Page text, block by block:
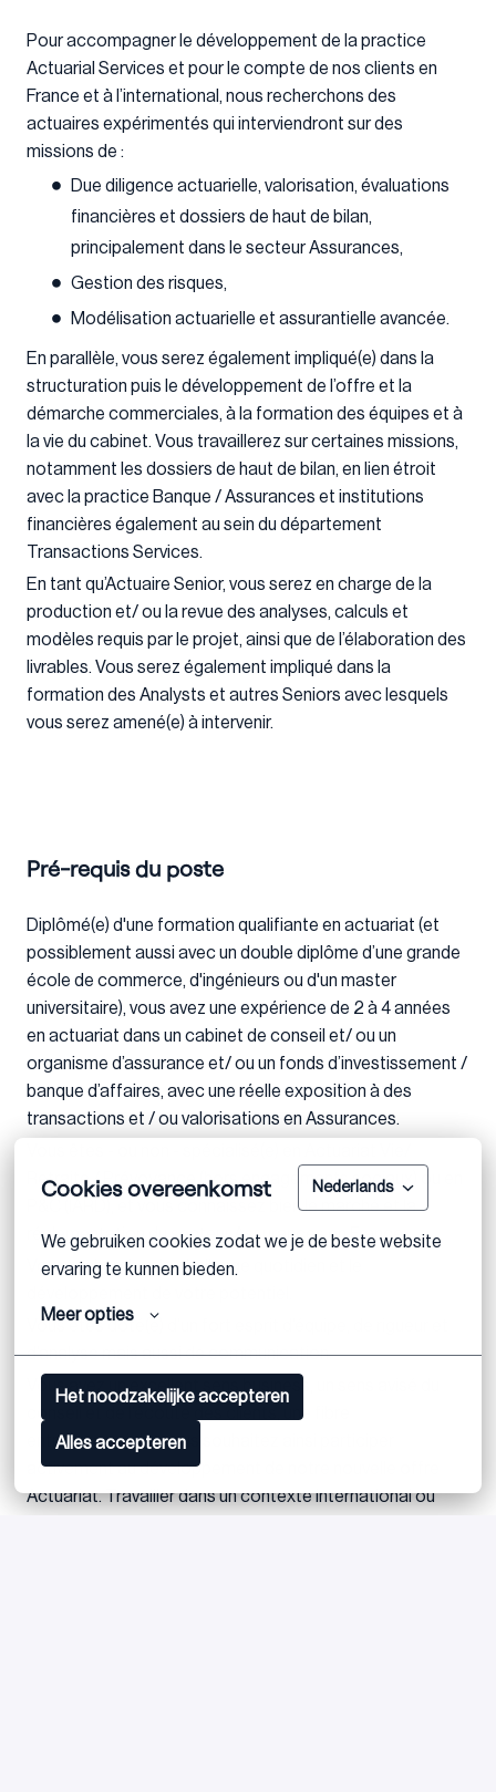
Cookies overeenkomst Nederlands
We gebruiken cookies zodat we je de beste website
ervaring te kunnen bieden.
Meer opties
Het noodzakelijke accepteren
Alles accepteren
Pour accompagner le développement de la practice
Actuarial Services et pour le compte de nos clients en
France et à l’international, nous recherchons des
actuaires expérimentés qui interviendront sur des
missions de :
Due diligence actuarielle, valorisation, évaluations
financières et dossiers de haut de bilan,
principalement dans le secteur Assurances,
Gestion des risques,
Modélisation actuarielle et assurantielle avancée.
En parallèle, vous serez également impliqué(e) dans la
structuration puis le développement de l’offre et la
démarche commerciales, à la formation des équipes et à
la vie du cabinet. Vous travaillerez sur certaines missions,
notamment les dossiers de haut de bilan, en lien étroit
avec la practice Banque / Assurances et institutions
financières également au sein du département
Transactions Services.
En tant qu’Actuaire Senior, vous serez en charge de la
production et/ ou la revue des analyses, calculs et
modèles requis par le projet, ainsi que de l’élaboration des
livrables. Vous serez également impliqué dans la
formation des Analysts et autres Seniors avec lesquels
vous serez amené(e) à intervenir.
Pré-requis du poste
Diplômé(e) d'une formation qualifiante en actuariat (et
possiblement aussi avec un double diplôme d’une grande
école de commerce, d'ingénieurs ou d'un master
universitaire), vous avez une expérience de 2 à 4 années
en actuariat dans un cabinet de conseil et/ ou un
organisme d’assurance et/ ou un fonds d’investissement /
banque d’affaires, avec une réelle exposition à des
transactions et / ou valorisations en Assurances.
Retraite / Prévoyance (hors engagements sociaux) ou en
P&C (IARD), et vous connaissez bien le marché et la
réglementation du secteur Assurances en France.
Vous recherchez le challenge quotidien et le
Vous êtes doté(e) d’un fort esprit d’équipe, de rigueur et
d’analyse mais aussi de communication.
Vous avez un excellent sens business, un sens avisé du
conseil et de l’écoute des clients, une fibre
entrepreneuriale ; vous souhaitez ainsi participer
activement au développement de notre nouvelle offre
Actuariat. Travailler dans un contexte international ou